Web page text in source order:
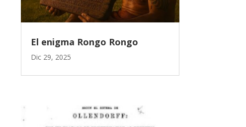
El enigma Rongo Rongo
Dic 29, 2025